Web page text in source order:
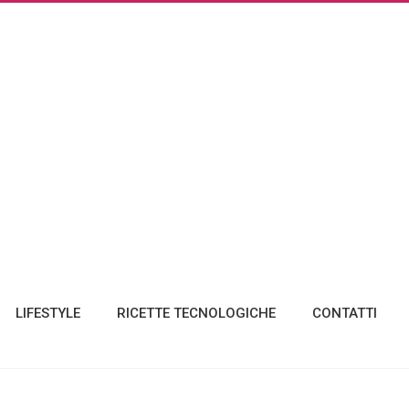
LIFESTYLE RICETTE TECNOLOGICHE CONTATTI